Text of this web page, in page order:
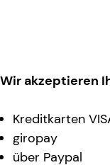
Wir akzeptieren
Kreditkarten
giropay
über Paypal